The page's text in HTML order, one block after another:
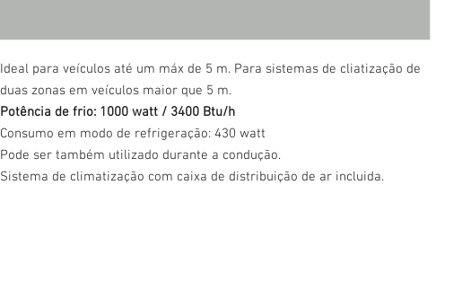
Ideal para veículos até um máx de 5 m. Para sistemas de cliatização de
duas zonas em veículos maior que 5 m.
Potência de frio: 1000 watt / 3400 Btu/h
Consumo em modo de refrigeração: 430 watt
Pode ser também utilizado durante a condução.
Sistema de climatização com caixa de distribuição de ar incluida.